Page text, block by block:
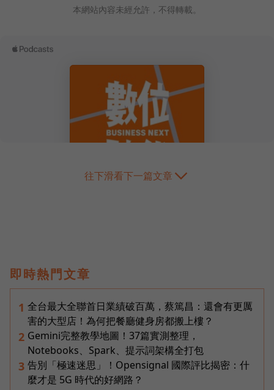
本網站內容未經允許，不得轉載。
往下滑看下一篇文章
即時熱門文章
1 全台最大全聯首日業績破百萬，蔡篤昌：還會有更厲
害的大型店！為何把餐廳健身房都搬上樓？
2 Gemini完整教學地圖！37篇實測整理，
Notebooks、Spark、提示詞架構全打包
3 告別「極速迷思」！Opensignal 國際評比揭密：什
麼才是 5G 時代的好網路？